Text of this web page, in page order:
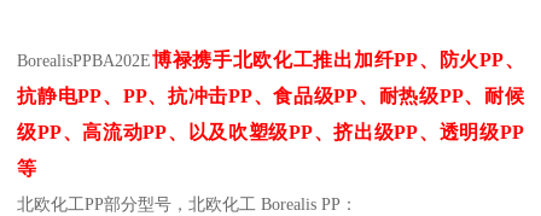
BorealisPPBA202E博禄携手北欧化工推出加纤PP、防火PP、
抗静电PP、 PP、抗冲击PP、食品级PP、耐热级PP、耐候
级PP、高流动PP、以及吹塑级PP、挤出级PP、透明级PP
等
北欧化工PP部分型号，北欧化工 Borealis PP：